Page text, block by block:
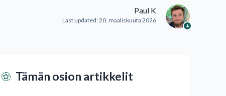
Paul K
Last updated:20. maaliskuuta 2026
Tämän osion artikkelit